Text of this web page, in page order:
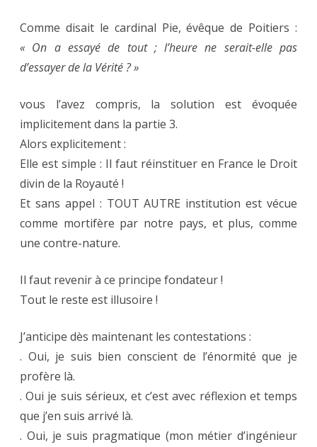
Comme disait le cardinal Pie, évêque de Poitiers :
« On a essayé de tout ; l’heure ne serait-elle pas
d’essayer de la Vérité ? »
vous l’avez compris, la solution est évoquée
implicitement dans la partie 3.
Alors explicitement :
Elle est simple : Il faut réinstituer en France le Droit
divin de la Royauté !
Et sans appel : TOUT AUTRE institution est vécue
comme mortifère par notre pays, et plus, comme
une contre-nature.
Il faut revenir à ce principe fondateur !
Tout le reste est illusoire !
J’anticipe dès maintenant les contestations :
. Oui, je suis bien conscient de l’énormité que je
profère là.
. Oui je suis sérieux, et c’est avec réflexion et temps
que j’en suis arrivé là.
. Oui, je suis pragmatique (mon métier d’ingénieur